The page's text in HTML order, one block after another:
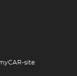
site